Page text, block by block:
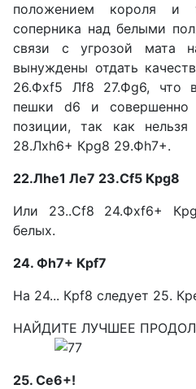
положением короля и
соперника над белыми
связи с угро­зой мата
вынуждены отдать
26.Фxf5 Лf8 27.Фg6, что
пешки d6 и совершенно
позиции, так как нельзя
28.Лxh6+ Крg8 29.Фh7+.
22.Лhе1 Ле7 23.Сf5 Крg8
Или 23..Сf8 24.Фxf6+
белых.
24. Фh7+ Крf7
На 24... Крf8 следует 25.
НАЙДИТЕ ЛУЧШЕЕ
25. Се6+!